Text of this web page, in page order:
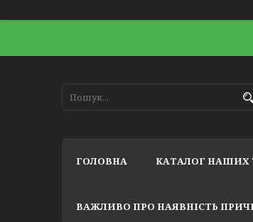
ГОЛОВНА КАТАЛОГ НАШИХ
ВАЖЛИВО ПРО НАЯВНІСТЬ